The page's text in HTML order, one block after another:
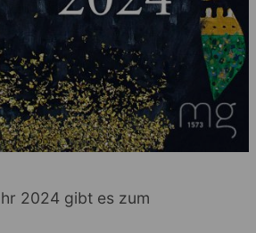
2024 gibt es zum